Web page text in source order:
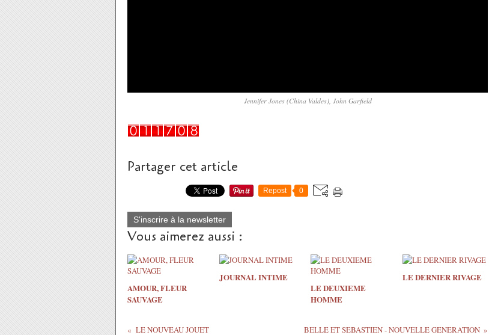
Jennifer Jones (China Valdes), John Garfield
Partager cet article
Repost 0
S'inscrire à la newsletter
Vous aimerez aussi :
AMOUR, FLEUR
SAUVAGE
JOURNAL INTIME
LE DEUXIEME
HOMME
LE DERNIER RIVAGE
LE NOUVEAU JOUET BELLE ET SEBASTIEN - NOUVELLE GENERATION